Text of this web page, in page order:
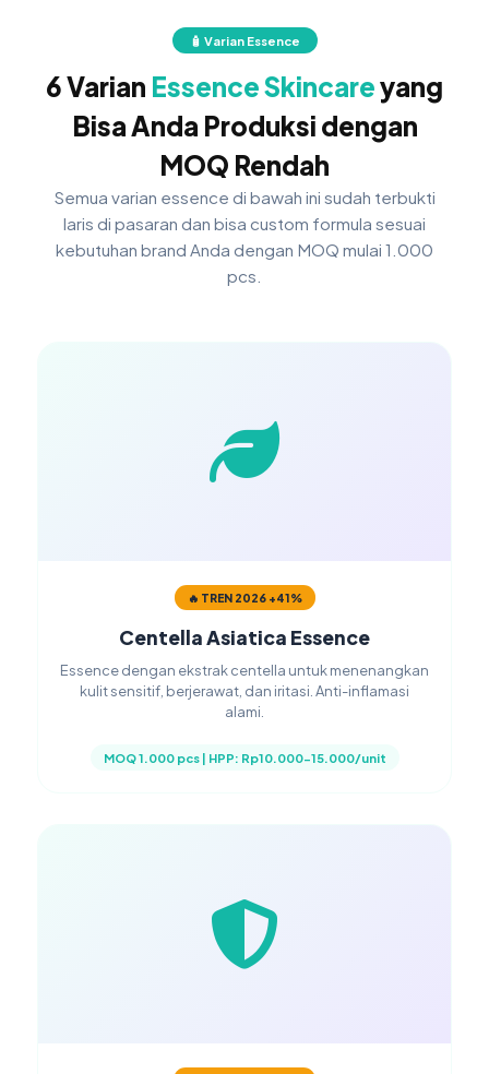
🧴 Varian Essence
6 Varian Essence Skincareyang
Bisa Anda Produksi dengan
MOQ Rendah
Semua varian essence di bawah ini sudah terbukti
laris di pasaran dan bisa custom formula sesuai
kebutuhan brand Anda dengan MOQ mulai 1.000
pcs.
🔥 TREN 2026 +41%
Centella Asiatica Essence
Essence dengan ekstrak centella untuk menenangkan
kulit sensitif, berjerawat, dan iritasi. Anti-inflamasi
alami.
MOQ 1.000 pcs | HPP: Rp10.000-15.000/unit